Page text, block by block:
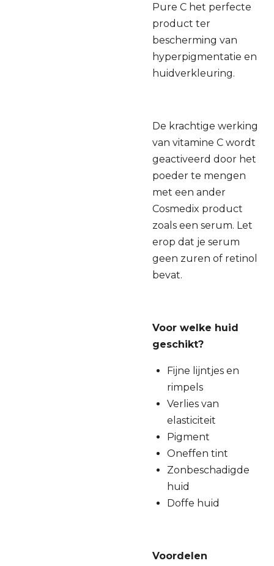
Pure C het perfecte
product ter
bescherming van
hyperpigmentatie en
huidverkleuring.
De krachtige werking
van vitamine C wordt
geactiveerd door het
poeder te mengen
met een ander
Cosmedix product
zoals een serum. Let
erop dat je serum
geen zuren of retinol
bevat.
Voor welke huid
geschikt?
Fijne lijntjes en
rimpels
Verlies van
elasticiteit
Pigment
Oneffen tint
Zonbeschadigde
huid
Doffe huid
Voordelen